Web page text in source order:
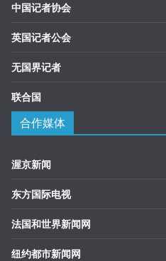
中国记者协会
英国记者公会
无国界记者
联合国
合作媒体
渥京新闻
东方国际电视
法国和世界新闻网
纽约都市新闻网